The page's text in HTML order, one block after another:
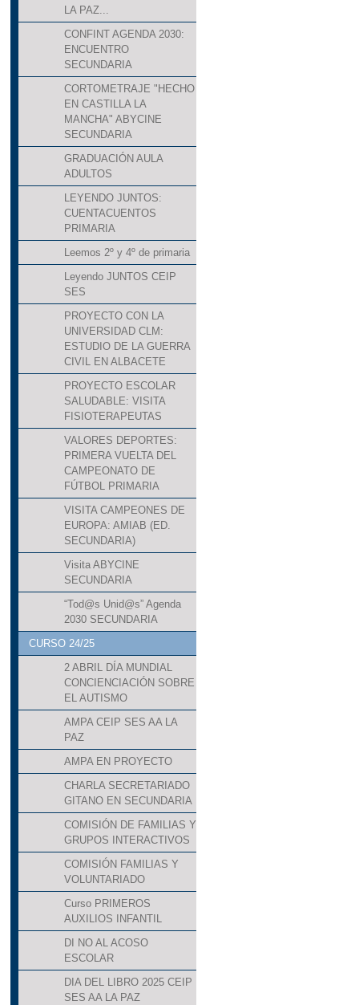
LA PAZ...
CONFINT AGENDA 2030:
ENCUENTRO
SECUNDARIA
CORTOMETRAJE "HECHO
EN CASTILLA LA
MANCHA" ABYCINE
SECUNDARIA
GRADUACIÓN AULA
ADULTOS
LEYENDO JUNTOS:
CUENTACUENTOS
PRIMARIA
Leemos 2º y 4º de primaria
Leyendo JUNTOS CEIP
SES
PROYECTO CON LA
UNIVERSIDAD CLM:
ESTUDIO DE LA GUERRA
CIVIL EN ALBACETE
PROYECTO ESCOLAR
SALUDABLE: VISITA
FISIOTERAPEUTAS
VALORES DEPORTES:
PRIMERA VUELTA DEL
CAMPEONATO DE
FÚTBOL PRIMARIA
VISITA CAMPEONES DE
EUROPA: AMIAB (ED.
SECUNDARIA)
Visita ABYCINE
SECUNDARIA
“Tod@s Unid@s” Agenda
2030 SECUNDARIA
CURSO 24/25
2 ABRIL DÍA MUNDIAL
CONCIENCIACIÓN SOBRE
EL AUTISMO
AMPA CEIP SES AA LA
PAZ
AMPA EN PROYECTO
CHARLA SECRETARIADO
GITANO EN SECUNDARIA
COMISIÓN DE FAMILIAS Y
GRUPOS INTERACTIVOS
COMISIÓN FAMILIAS Y
VOLUNTARIADO
Curso PRIMEROS
AUXILIOS INFANTIL
DI NO AL ACOSO
ESCOLAR
DIA DEL LIBRO 2025 CEIP
SES AA LA PAZ